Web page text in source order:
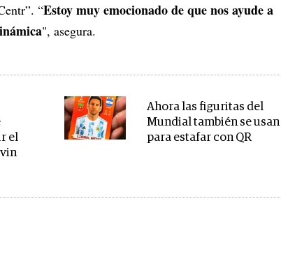
“Estoy muy emocionado de que nos ayude a
", asegura.
el
Ahora las figuritas del
Mundial también se usan
para estafar con QR